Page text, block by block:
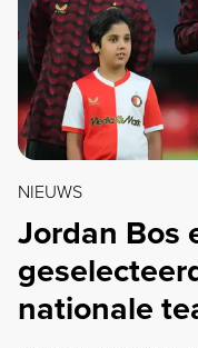
NIEUWS
Jordan Bos
nationale